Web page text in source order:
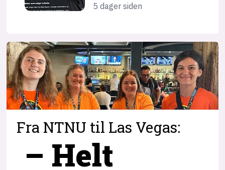
5 dager siden
Fra NTNU til Las Vegas:
– Helt